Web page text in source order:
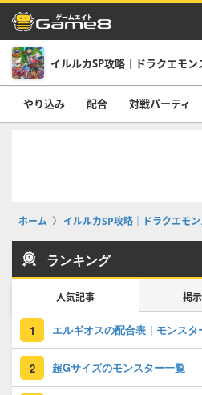
イルルカSP攻略｜ドラクエモン
やり込み 配合 対戦パーティ
ホーム イルルカSP攻略｜ドラクエモン
ランキング
人気記事 掲
1 エルギオスの配合表｜モンスタ
2 超Gサイズのモンスター一覧